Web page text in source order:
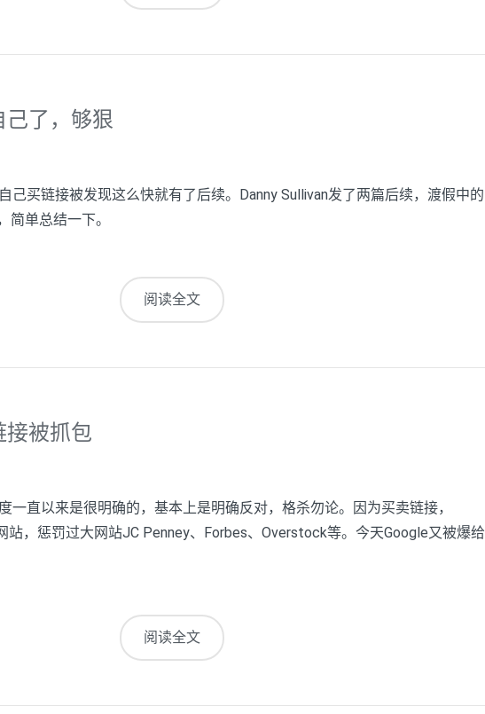
己了，够狠
己买链接被发现这么快就有了后续。Danny Sullivan发了两篇后续，渡假中的
单总结一下。
阅读全文
接被抓包
一直以来是很明确的，基本上是明确反对，格杀勿论。因为买卖链接，
站，惩罚过大网站JC Penney、Forbes、Overstock等。今天Google又被爆给
阅读全文